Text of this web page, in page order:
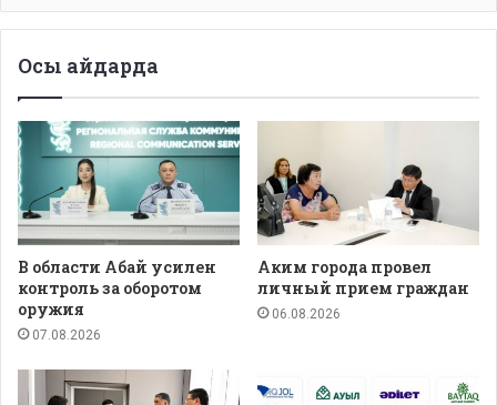
Осы айдарда
В области Абай усилен
контроль за оборотом
оружия
07.08.2026
Аким города провел
личный прием граждан
06.08.2026